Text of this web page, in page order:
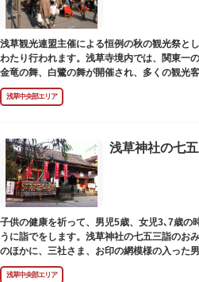
浅草観光連盟主催による恒例の秋の観光祭と
わたり行われます。浅草寺境内では、関東一
金竜の舞、白鷺の舞が開催され、多くの観光客
浅草中央部エリア
浅草神社の七
子供の健康を祈って、男児5歳、女児3､7歳の
うに詣でをします。浅草神社の七五三詣のお
のほかに、三社さま、お印の網模様の入った
浅草中央部エリア